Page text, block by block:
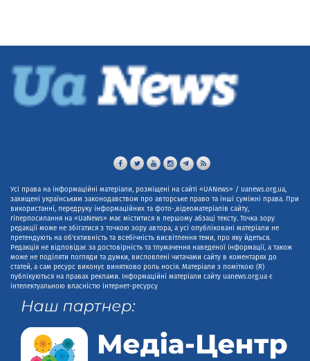
Усі права на інформаційні матеріали, розміщені на сайті «UANews» / uanews.org.ua,
захищені українським законодавством про авторське право та інші суміжні права. При
використанні, передруку інформаційних та фото-,відеоматеріалів сайту,
гіперпосилання на «UaNews» має міститися в першому абзаці тексту. Точка зору
редакції може не збігатися з точкою зору автора, а усі опубліковані матеріали не
претендують на об'єктивність та всебічність висвітлення теми, про яку йдеться.
Редакція не відповідає за достовірність та тлумачення наведеної інформації, а також
може не поділяти погляди та думки, висловлені читачами сайту в коментарях до
статей, а сам ресурс виконує винятково роль носія. Матеріали з поміткою (R)
публікуються на правах реклами. Інформаційні матеріали сайту uanews.org.ua є
інтелектуальною власністю інтернет-ресурсу